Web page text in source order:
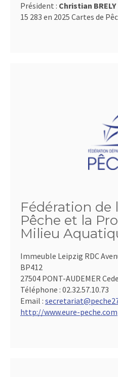
Président : Christian BRELY
15 283 en 2025 Cartes de
Fédération de
Pêche et la
Milieu
Immeuble Leipzig RDC
BP412
27504 PONT-AUDEMER
Téléphone : 02.32.57.10.73
Email :
http://www.eure-peche.com